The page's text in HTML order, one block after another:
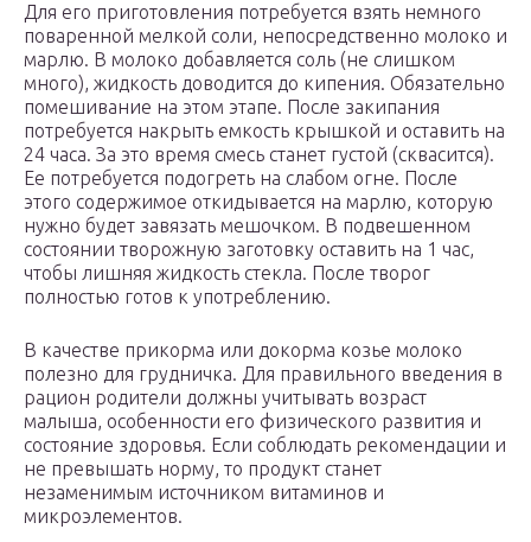
Для его приготовления потребуется взять немного
поваренной мелкой соли, непосредственно молоко и
марлю. В молоко добавляется соль (не слишком
много), жидкость доводится до кипения. Обязательно
помешивание на этом этапе. После закипания
потребуется накрыть емкость крышкой и оставить на
24 часа. За это время смесь станет густой (сквасится).
Ее потребуется подогреть на слабом огне. После
этого содержимое откидывается на марлю, которую
нужно будет завязать мешочком. В подвешенном
состоянии творожную заготовку оставить на 1 час,
чтобы лишняя жидкость стекла. После творог
полностью готов к употреблению.
В качестве прикорма или докорма козье молоко
полезно для грудничка. Для правильного введения в
рацион родители должны учитывать возраст
малыша, особенности его физического развития и
состояние здоровья. Если соблюдать рекомендации и
не превышать норму, то продукт станет
незаменимым источником витаминов и
микроэлементов.